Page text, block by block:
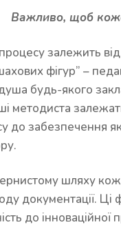
Важливо, щоб
процесу залежить
фігур” –
будь-якого
методиста
до забезпечення
шляху
документації. Ці
до